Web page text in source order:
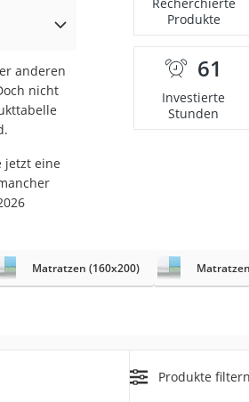
anderen
nicht
jetzt eine
Produkte
61
Investierte
Stunden
Matratzen (160x200)
Produkte filtern